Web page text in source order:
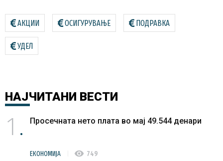
АКЦИИ ОСИГУРУВАЊЕ ПОДРАВКА
УДЕЛ
НАЈЧИТАНИ ВЕСТИ
1 Просечната нето плата во мај 49.544 денари
ЕКОНОМИЈА visibility 749